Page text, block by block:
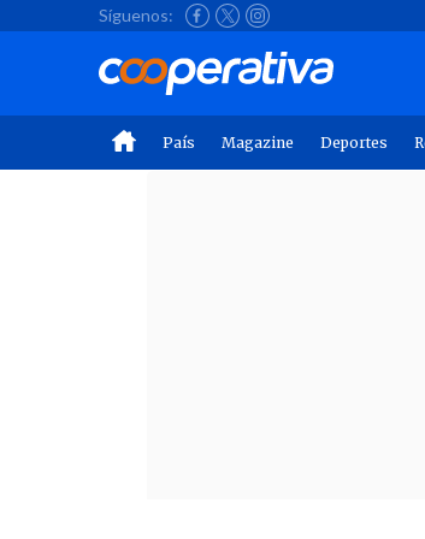
Síguenos:
País Magazine Deportes